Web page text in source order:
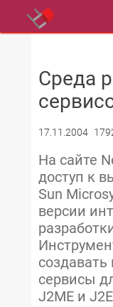
Среда
17.11.2004
На сайте
доступ к
Sun
версии
сервисы
J2ME и